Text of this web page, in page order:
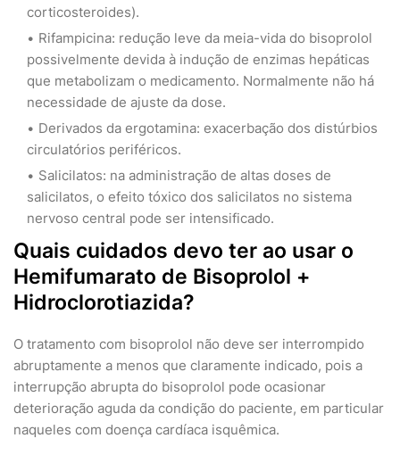
corticosteroides).
Rifampicina: redução leve da meia-vida do bisoprolol
possivelmente devida à indução de enzimas hepáticas
que metabolizam o medicamento. Normalmente não há
necessidade de ajuste da dose.
Derivados da ergotamina: exacerbação dos distúrbios
circulatórios periféricos.
Salicilatos: na administração de altas doses de
salicilatos, o efeito tóxico dos salicilatos no sistema
nervoso central pode ser intensificado.
Quais cuidados devo ter ao usar o
Hemifumarato de Bisoprolol +
Hidroclorotiazida?
O tratamento com bisoprolol não deve ser interrompido
abruptamente a menos que claramente indicado, pois a
interrupção abrupta do bisoprolol pode ocasionar
deterioração aguda da condição do paciente, em particular
naqueles com doença cardíaca isquêmica.